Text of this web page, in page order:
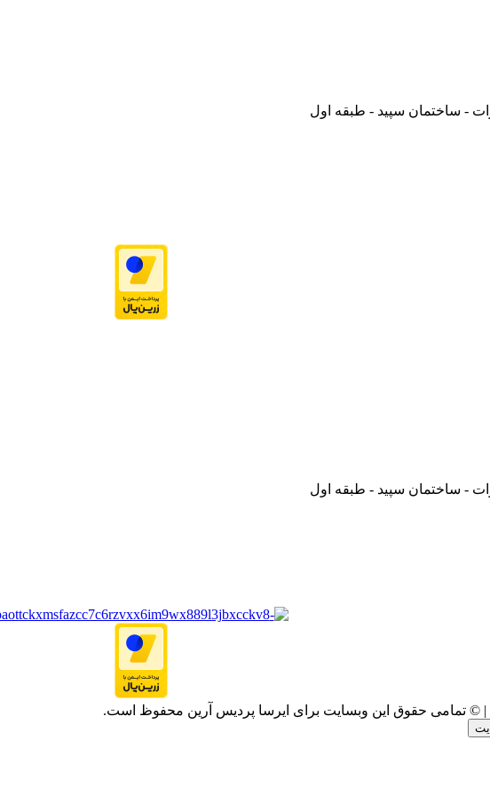
- ساختمان سپید - طبقه اول
- ساختمان سپید - طبقه اول
| © تمامی حقوق این وبسایت برای ایرسا پردیس آرین محفوظ است.